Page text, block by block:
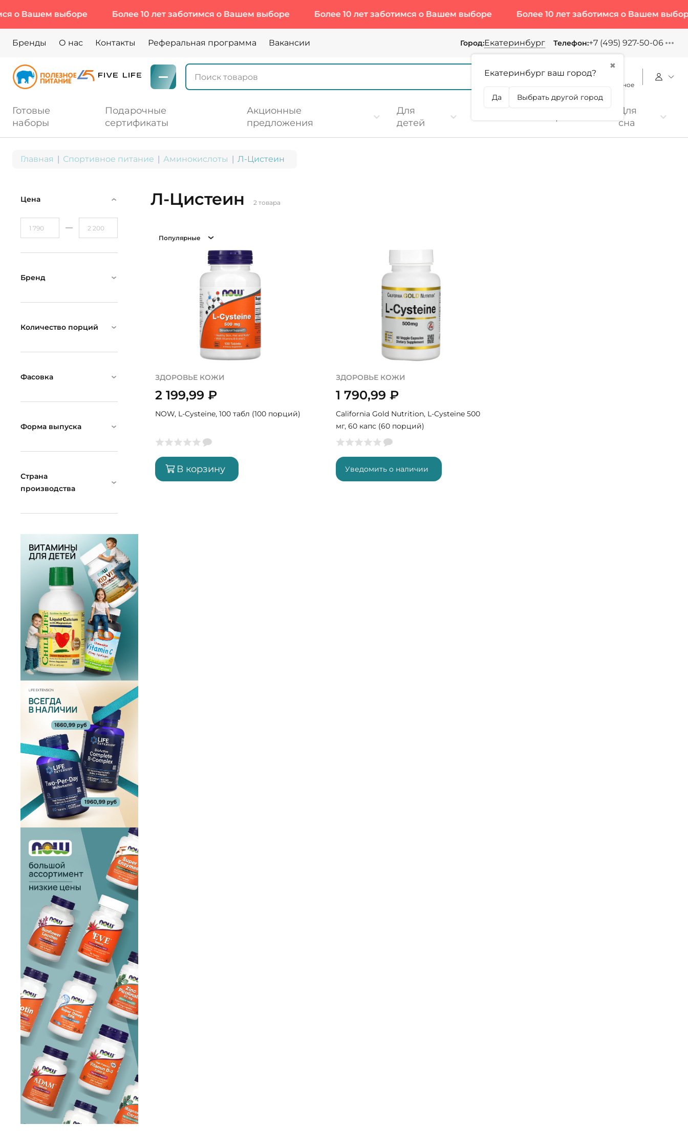
выборе Более 10 лет заботимся о Вашем выборе Более 10 лет заботимся о Вашем выборе Более 10 лет заботимся о Вашем выборе
Бренды О нас Контакты Реферальная программа Вакансии Город:Екатеринбург
✖
Екатеринбург ваш город?
Да Выбрать другой город
Телефон:+7 (495) 927-50-06
Избранное
Готовые
наборы
Подарочные
сертификаты
Акционные
предложения
Для
детей
Для
сна
Главная Спортивное питание Аминокислоты Л-Цистеин
Цена
Бренд
Количество порций
Фасовка
Форма выпуска
Страна
производства
Л-Цистеин 2 товара
Популярные
ЗДОРОВЬЕ КОЖИ
2 199,99 ₽
NOW, L-Cysteine, 100 табл (100 порций)
В корзину
ЗДОРОВЬЕ КОЖИ
1 790,99 ₽
California Gold Nutrition, L-Cysteine 500
мг, 60 капс (60 порций)
Уведомить о наличии